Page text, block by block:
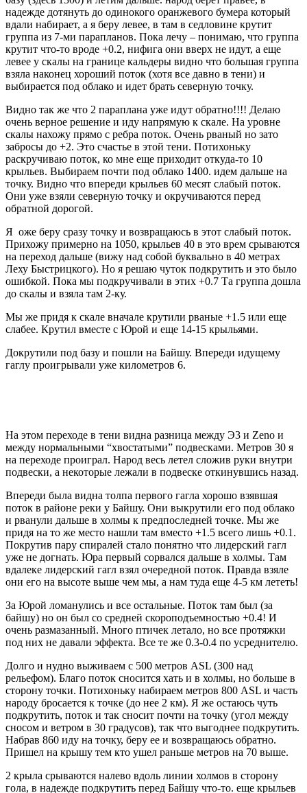
надежде дотянуть до одинокого оранжевого бумера который
вдали набирает, а я беру левее, в там в седловине крутит
группа из 7-ми парапланов. Пока лечу – понимаю, что группа
крутит что-то вроде +0.2, нифига они вверх не идут, а еще
левее у скалы на границе кальдеры видно что большая группа
взяла наконец хороший поток (хотя все давно в тени) и
выбирается под облако и идет брать северную точку.
Видно так же что 2 параплана уже идут обратно!!!! Делаю
очень верное решение и иду напрямую к скале. На уровне
скалы нахожу прямо с ребра поток. Очень рваный но зато
забросы до +2. Это счастье в этой тени. Потихоньку
раскручиваю поток, ко мне еще приходит откуда-то 10
крыльев. Выбираем почти под облако 1400. идем дальше на
точку. Видно что впереди крыльев 60 месят слабый поток.
Они уже взяли северную точку и окручиваются перед
обратной дорогой.
Я оже беру сразу точку и возвращаюсь в этот слабый поток.
Прихожу примерно на 1050, крыльев 40 в это врем срываются
на переход дальше (вижу над собой буквально в 40 метрах
Леху Быстрицкого). Но я решаю чуток подкрутить и это было
ошибкой. Пока мы подкручивали в этих +0.7 Та группа дошла
до скалы и взяла там 2-ку.
Мы же придя к скале вначале крутили рваные +1.5 или еще
слабее. Крутил вместе с Юрой и еще 14-15 крыльями.
Докрутили под базу и пошли на Байшу. Впереди идущему
гаглу проигрывали уже километров 6.
На этом переходе в тени видна разница между Э3 и Zeno и
между нормальными “хвостатыми” подвесками. Метров 30 я
на переходе проиграл. Народ весь летел сложив руки внутри
подвески, а некоторые лежали в подвеске откинувшись назад.
Впереди была видна толпа первого гагла хорошо взявшая
поток в районе реки у Байшу. Они выкрутили его под облако
и рванули дальше в холмы к предпоследней точке. Мы же
придя на то же место нашли там вместо +1.5 всего лишь +0.1.
Покрутив пару спиралей стало понятно что лидерский гагл
уже не догнать. Юра первый сорвался дальше в холмы. Там
вдалеке лидерский гагл взял очередной поток. Правда взяле
они его на высоте выше чем мы, а нам туда еще 4-5 км лететь!
За Юрой ломанулись и все остальные. Поток там был (за
байшу) но он был со средней скороподъемностью +0.4! И
очень размазанный. Много птичек летало, но все протяжки
под них не давали эффекта. Все те же 0.3-0.4 по усреднителю.
Долго и нудно выживаем с 500 метров ASL (300 над
рельефом). Благо поток сносится хать и в холмы, но больше в
сторону точки. Потихоньку набираем метров 800 ASL и часть
народу бросается к точке (до нее 2 км). Я же остаюсь чуть
подкрутить, поток и так сносит почти на точку (угол между
сносом и ветром в 30 градусов), так что выгоднее подкрутить.
Набрав 860 иду на точку, беру ее и возвращаюсь обратно.
Пришел на крышу тем кто ушел раньше метров на 70 выше.
2 крыла срываются налево вдоль линии холмов в сторону
гола, в надежде подкрутить перед Байшу что-то. еще крыльев